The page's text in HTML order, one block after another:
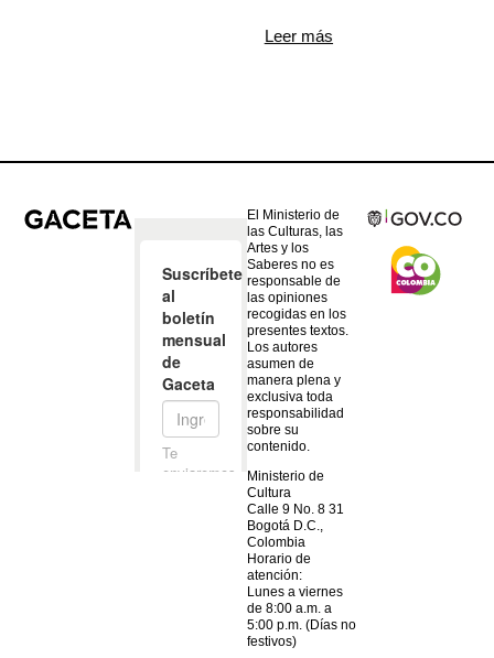
Leer más
El Ministerio de
las Culturas, las
Artes y los
Saberes no es
responsable de
las opiniones
recogidas en los
presentes textos.
Los autores
asumen de
manera plena y
exclusiva toda
responsabilidad
sobre su
contenido.
Ministerio de
Cultura
Calle 9 No. 8 31
Bogotá D.C.,
Colombia
Horario de
atención:
Lunes a viernes
de 8:00 a.m. a
5:00 p.m. (Días no
festivos)